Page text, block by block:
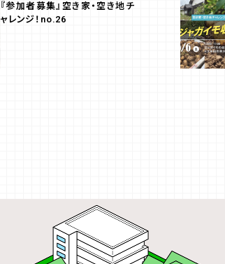
『参加者募集』空き家・空き地チ
ャレンジ！no.26